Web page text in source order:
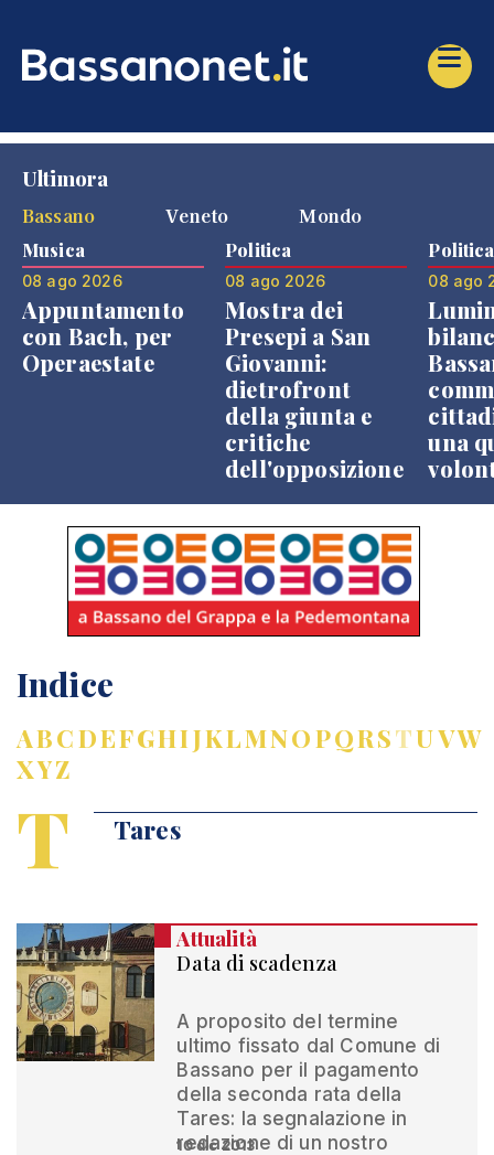
Ultimora
Bassano
Veneto Mondo
Musica
08 ago 2026
Appuntamento
con Bach, per
Operaestate
Politica
08 ago 2026
Mostra dei
Presepi a San
Giovanni:
dietrofront
della giunta e
critiche
dell'opposizione
Politica
08 ago
una
Indice
ABCDEFGHIJKLMNOPQRSTUVW
XYZ
T Tares
Attualità
Data di scadenza
A proposito del termine
ultimo fissato dal Comune di
Bassano per il pagamento
della seconda rata della
Tares: la segnalazione in
redazione di un nostro
10 dic 2013